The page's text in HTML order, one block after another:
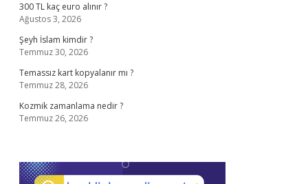
300 TL kaç euro alınır ?
Ağustos 3, 2026
Şeyh İslam kimdir ?
Temmuz 30, 2026
Temassız kart kopyalanır mı ?
Temmuz 28, 2026
Kozmik zamanlama nedir ?
Temmuz 26, 2026